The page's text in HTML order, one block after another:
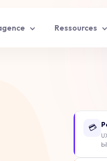
Ressources
💳